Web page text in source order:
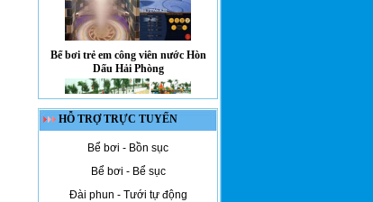
Dấu Hải Phòng
M-2057
HỖ TRỢ TRỰC TUYẾN
Bể bơi - Bồn sục
Bể bơi - Bể sục
Đài phun - Tưới tự động